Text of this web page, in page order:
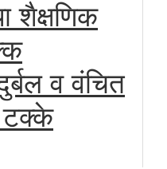
शैक्षणिक
व वंचित
टक्के